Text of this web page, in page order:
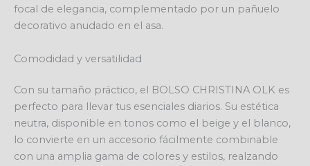
focal de elegancia, complementado por un pañuelo
decorativo anudado en el asa.
Comodidad y versatilidad
Con su tamaño práctico, el BOLSO CHRISTINA OLK es
perfecto para llevar tus esenciales diarios. Su estética
neutra, disponible en tonos como el beige y el blanco,
lo convierte en un accesorio fácilmente combinable
con una amplia gama de colores y estilos, realzando